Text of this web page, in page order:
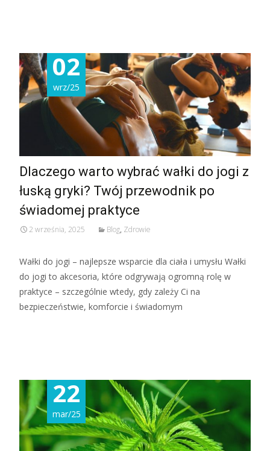
02
wrz/25
Dlaczego warto wybrać wałki do jogi z
łuską gryki? Twój przewodnik po
świadomej praktyce
2 września, 2025 Blog, Zdrowie
Wałki do jogi – najlepsze wsparcie dla ciała i umysłu Wałki
do jogi to akcesoria, które odgrywają ogromną rolę w
praktyce – szczególnie wtedy, gdy zależy Ci na
bezpieczeństwie, komforcie i świadomym
22
mar/25